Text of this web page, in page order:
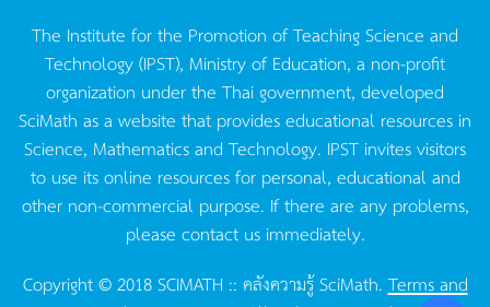
The Institute for the Promotion of Teaching Science and
Technology (IPST), Ministry of Education, a non-profit
organization under the Thai government, developed
SciMath as a website that provides educational resources in
Science, Mathematics and Technology. IPST invites visitors
to use its online resources for personal, educational and
other non-commercial purpose. If there are any problems,
please contact us immediately.
Copyright © 2018 SCIMATH :: คลังความรู้ SciMath.Terms and